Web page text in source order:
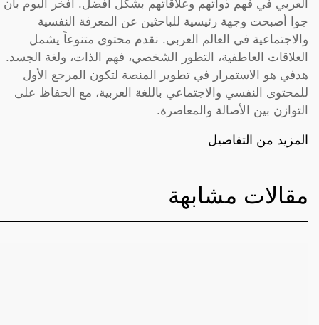
العربي في فهم ذواتهم وعلاقاتهم بشكل أفضل. أفخر اليوم بأن
جوا أصبحت وجهة رئيسية للباحثين عن المعرفة النفسية
والاجتماعية في العالم العربي. نقدم محتوى متنوعاً يشمل
العلاقات العاطفية، التطور الشخصي، فهم الذات، ولغة الجسد.
هدفي هو الاستمرار في تطوير المنصة لتكون المرجع الأول
للمحتوى النفسي والاجتماعي باللغة العربية، مع الحفاظ على
التوازن بين الأصالة والمعاصرة.
المزيد من التفاصيل
مقالات مشابهة